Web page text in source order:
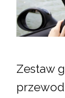
Zestaw